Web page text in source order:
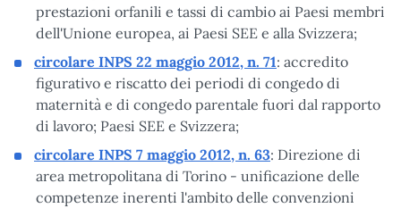
prestazioni orfanili e tassi di cambio ai Paesi membri
dell'Unione europea, ai Paesi SEE e alla Svizzera;
circolare INPS 22 maggio 2012, n. 71: accredito
figurativo e riscatto dei periodi di congedo di
maternità e di congedo parentale fuori dal rapporto
di lavoro; Paesi SEE e Svizzera;
circolare INPS 7 maggio 2012, n. 63: Direzione di
area metropolitana di Torino - unificazione delle
competenze inerenti l'ambito delle convenzioni